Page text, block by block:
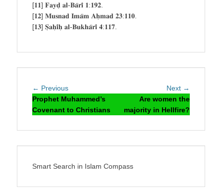
[𝟏𝟏] 𝐅𝐚𝐲𝐝̣ 𝐚𝐥-𝐁𝐚̄𝐫𝐢̄ 𝟏:𝟏𝟗𝟐.
[𝟏𝟐] 𝐌𝐮𝐬𝐧𝐚𝐝 𝐈𝐦𝐚̄𝐦 𝐀𝐡̣𝐦𝐚𝐝 𝟐𝟑:𝟏𝟏𝟎.
[𝟏𝟑] 𝐒̣𝐚𝐡̣𝐢̄𝐡̣ 𝐚𝐥-𝐁𝐮𝐤𝐡𝐚̄𝐫𝐢̄ 𝟒:𝟏𝟏𝟕.
Post
navigation
← PreviousPrevious
post:
Prophet Muhammed’s
Covenant to Christians
Next →
post:
Are women the
majority in Hellfire?
Smart Search in Islam Compass